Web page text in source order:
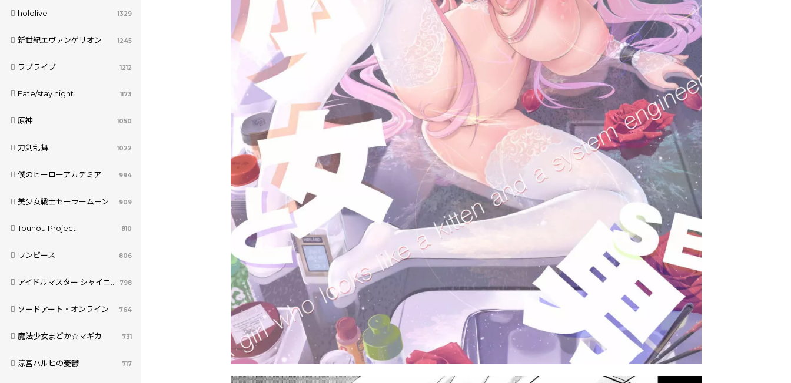
hololive 1329
新世紀エヴァンゲリオン 1245
ラブライブ 1212
Fate/stay night 1173
原神 1050
刀剣乱舞 1022
僕のヒーローアカデミア 994
美少女戦士セーラームーン 909
Touhou Project 810
ワンピース 806
アイドルマスター シャイニーカラーズ 798
ソードアート・オンライン 764
魔法少女まどか☆マギカ 731
涼宮ハルヒの憂鬱 717